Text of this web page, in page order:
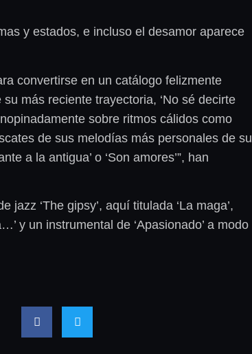
y estados, e incluso el desamor aparece
convertirse en un catálogo felizmente
más reciente trayectoria, ‘No sé decirte
sobre ritmos cálidos como
de sus melodías más personales de su
a la antigua’ o ‘Son amores’”, han
jazz ‘The gipsy’, aquí titulada ‘La maga’,
y un instrumental de ‘Apasionado’ a modo